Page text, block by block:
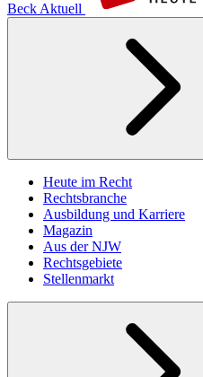
Beck Aktuell
Heute im Recht
Rechtsbranche
Ausbildung und Karriere
Magazin
Aus der NJW
Rechtsgebiete
Stellenmarkt